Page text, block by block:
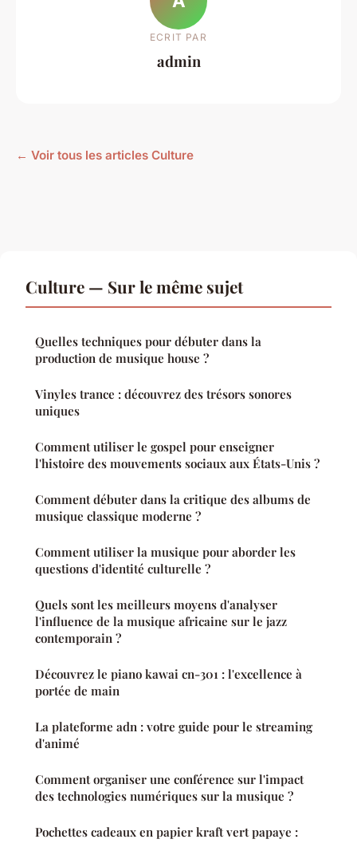
ECRIT PAR
admin
← Voir tous les articles Culture
Culture — Sur le même sujet
Quelles techniques pour débuter dans la
production de musique house ?
Vinyles trance : découvrez des trésors sonores
uniques
Comment utiliser le gospel pour enseigner
l'histoire des mouvements sociaux aux États-Unis ?
Comment débuter dans la critique des albums de
musique classique moderne ?
Comment utiliser la musique pour aborder les
questions d'identité culturelle ?
Quels sont les meilleurs moyens d'analyser
l'influence de la musique africaine sur le jazz
contemporain ?
Découvrez le piano kawai cn-301 : l'excellence à
portée de main
La plateforme adn : votre guide pour le streaming
d'animé
Comment organiser une conférence sur l'impact
des technologies numériques sur la musique ?
Pochettes cadeaux en papier kraft vert papaye :